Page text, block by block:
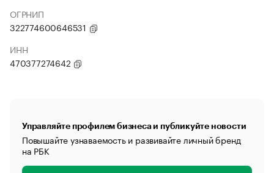
ОГРНИП
322774600646531
ИНН
470377274642
Управляйте профилем бизнеса и публикуйте новости
Повышайте узнаваемость и развивайте личный бренд
на РБК